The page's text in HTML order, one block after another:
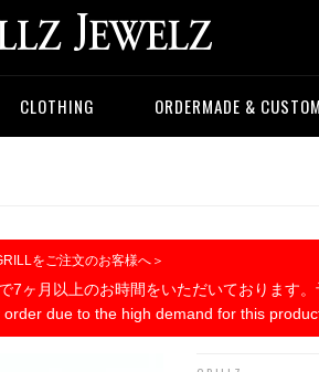
CLOTHING ORDERMADE &
をご注文のお客様へ＞
7ヶ月以上のお時間をいただいております
due to the high demand for this